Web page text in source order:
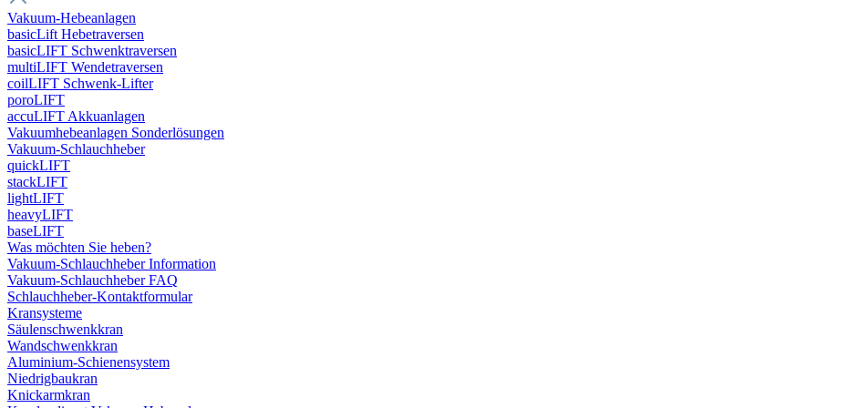
Vakuum-Hebeanlagen
basicLift Hebetraversen
basicLIFT Schwenktraversen
multiLIFT Wendetraversen
coilLIFT Schwenk-Lifter
poroLIFT
accuLIFT Akkuanlagen
Vakuumhebeanlagen Sonderlösungen
Vakuum-Schlauchheber
quickLIFT
stackLIFT
lightLIFT
heavyLIFT
baseLIFT
Was möchten Sie heben?
Vakuum-Schlauchheber Information
Vakuum-Schlauchheber FAQ
Schlauchheber-Kontaktformular
Kransysteme
Säulenschwenkkran
Wandschwenkkran
Aluminium-Schienensystem
Niedrigbaukran
Knickarmkran